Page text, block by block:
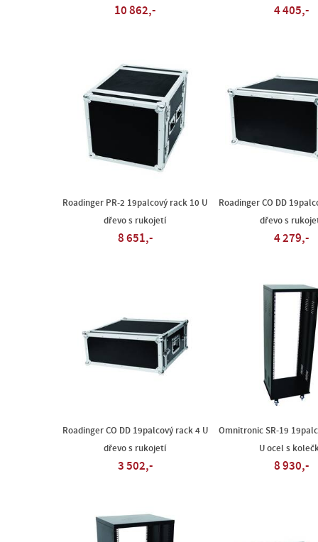
10 862,- 4 405,-
Roadinger PR-2 19palcový rack 10 U
dřevo s rukojetí
8 651,-
Roadinger CO DD
dřevo s
4 279,-
Roadinger CO DD 19palcový rack 4 U
dřevo s rukojetí
3 502,-
Omnitronic SR-19
U ocel s
8 930,-